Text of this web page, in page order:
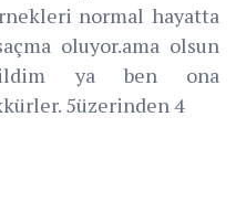
normal hayatta
oluyor.ama olsun
ya ben ona
5üzerinden 4